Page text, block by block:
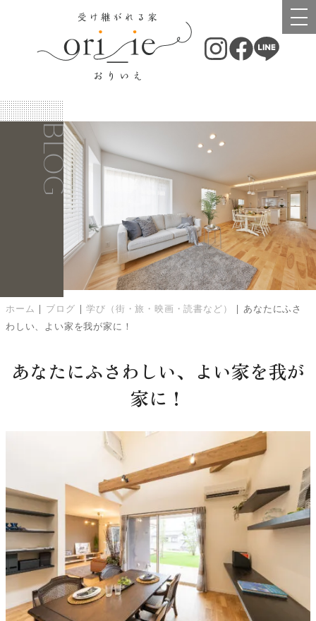
BLOG
ホーム | ブログ | 学び（街・旅・映画・読書など） | あなたにふさ
わしい、よい家を我が家に！
あなたにふさわしい、よい家を我が
家に！